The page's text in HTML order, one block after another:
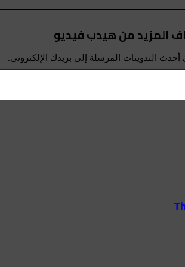
المزيد من هيدب فيديو
التدوينات المرسلة إلى بريدك الإلكتروني.